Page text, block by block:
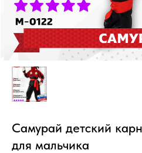
Самурай детский
для мальчика